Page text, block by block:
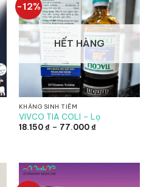
-12%
HẾT HÀNG
KHÁNG SINH TIÊM
VIVCO TIA COLI – Lọ
18.150₫ – 77.000₫Khoảng
77.000 ₫